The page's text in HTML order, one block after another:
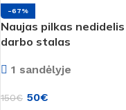
BŪKLĖ
SPALVA
-67%
Naujas pilkas nedidelis
darbo stalas
1 sandėlyje
150€ 50€